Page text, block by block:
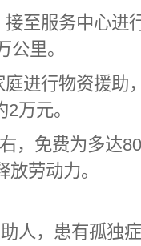
至服务中心进
里。
进行物资援助
万元。
，免费为多达
劳动力。
人，患有孤独